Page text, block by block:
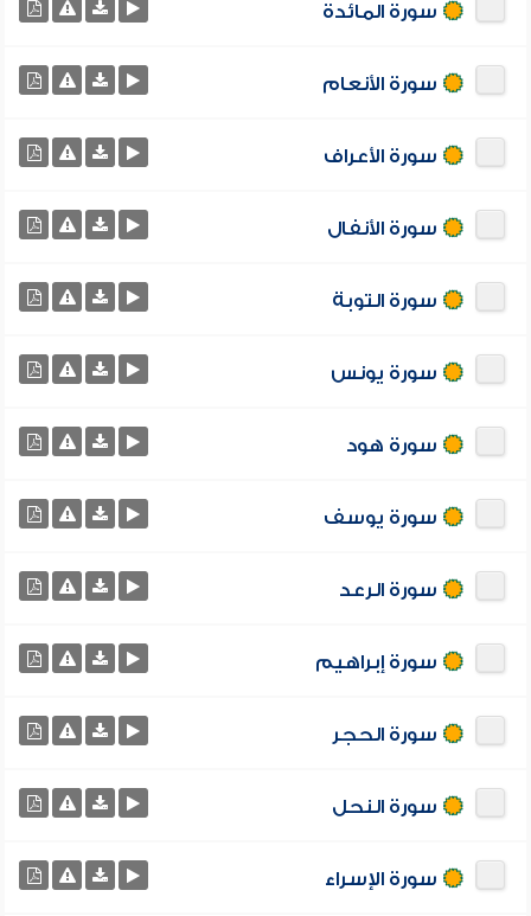
سورة المائدة
سورة الأنعام
سورة الأعراف
سورة الأنفال
سورة التوبة
سورة يونس
سورة هود
سورة يوسف
سورة الرعد
سورة إبراهيم
سورة الحجر
سورة النحل
سورة الإسراء